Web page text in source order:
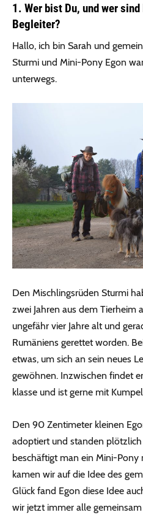
1. Wer bist Du, und wer
Begleiter?
Hallo, ich bin Sarah und
Sturmi und Mini-Pony Egon
unterwegs.
Den Mischlingsrüden Sturmi
zwei Jahren aus dem Tierheim
ungefähr vier Jahre alt und
Rumäniens gerettet worden.
etwas, um sich an sein neues
gewöhnen. Inzwischen findet
klasse und ist gerne mit
Den 90 Zentimeter kleinen
adoptiert und standen plötzlich
beschäftigt man ein Mini-Pony
kamen wir auf die Idee des
Glück fand Egon diese Idee
wir jetzt immer alle